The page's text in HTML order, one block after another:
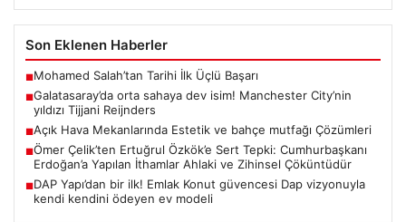
Son Eklenen Haberler
■Mohamed Salah’tan Tarihi İlk Üçlü Başarı
■Galatasaray’da orta sahaya dev isim! Manchester City’nin
yıldızı Tijjani Reijnders
■Açık Hava Mekanlarında Estetik ve bahçe mutfağı Çözümleri
■Ömer Çelik’ten Ertuğrul Özkök’e Sert Tepki: Cumhurbaşkanı
Erdoğan’a Yapılan İthamlar Ahlaki ve Zihinsel Çöküntüdür
■DAP Yapı’dan bir ilk! Emlak Konut güvencesi Dap vizyonuyla
kendi kendini ödeyen ev modeli